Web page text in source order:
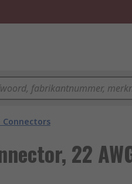
Connectors
22